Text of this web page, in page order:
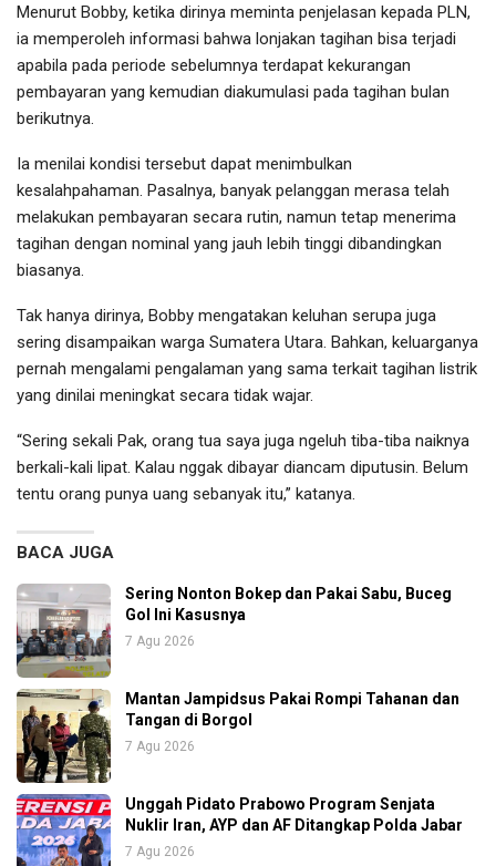
Menurut Bobby, ketika dirinya meminta penjelasan kepada PLN,
ia memperoleh informasi bahwa lonjakan tagihan bisa terjadi
apabila pada periode sebelumnya terdapat kekurangan
pembayaran yang kemudian diakumulasi pada tagihan bulan
berikutnya.
Ia menilai kondisi tersebut dapat menimbulkan
kesalahpahaman. Pasalnya, banyak pelanggan merasa telah
melakukan pembayaran secara rutin, namun tetap menerima
tagihan dengan nominal yang jauh lebih tinggi dibandingkan
biasanya.
Tak hanya dirinya, Bobby mengatakan keluhan serupa juga
sering disampaikan warga Sumatera Utara. Bahkan, keluarganya
pernah mengalami pengalaman yang sama terkait tagihan listrik
yang dinilai meningkat secara tidak wajar.
“Sering sekali Pak, orang tua saya juga ngeluh tiba-tiba naiknya
berkali-kali lipat. Kalau nggak dibayar diancam diputusin. Belum
tentu orang punya uang sebanyak itu,” katanya.
BACA JUGA
Sering Nonton Bokep dan Pakai Sabu, Buceg
Gol Ini Kasusnya
7 Agu 2026
Mantan Jampidsus Pakai Rompi Tahanan dan
Tangan di Borgol
7 Agu 2026
Unggah Pidato Prabowo Program Senjata
Nuklir Iran, AYP dan AF Ditangkap Polda Jabar
7 Agu 2026